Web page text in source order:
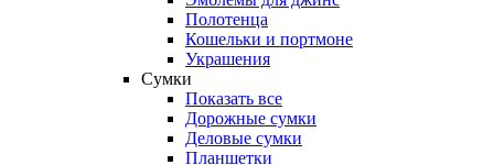
Полотенца
Кошельки и портмоне
Украшения
Сумки
Показать все
Дорожные сумки
Деловые сумки
Планшетки